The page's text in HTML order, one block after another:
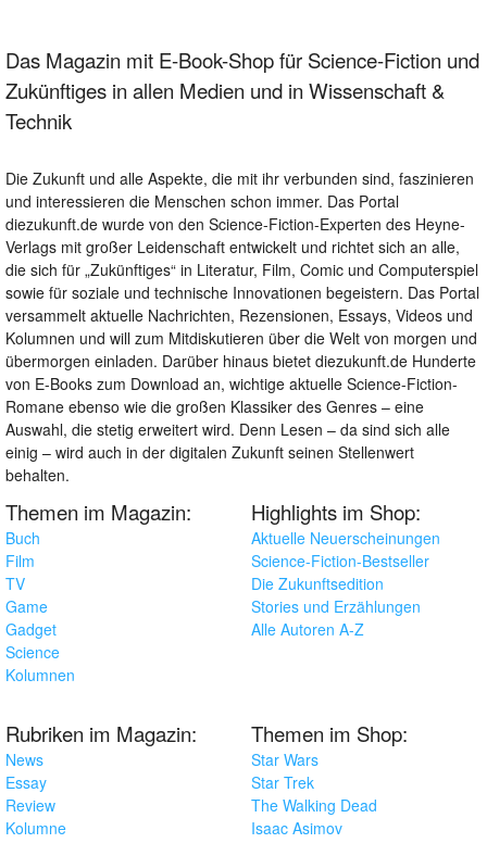
Das Magazin mit E-Book-Shop für Science-Fiction und
Zukünftiges in allen Medien und in Wissenschaft &
Technik
Die Zukunft und alle Aspekte, die mit ihr verbunden sind, faszinieren
und interessieren die Menschen schon immer. Das Portal
diezukunft.de wurde von den Science-Fiction-Experten des Heyne-
Verlags mit großer Leidenschaft entwickelt und richtet sich an alle,
die sich für „Zukünftiges“ in Literatur, Film, Comic und Computerspiel
sowie für soziale und technische Innovationen begeistern. Das Portal
versammelt aktuelle Nachrichten, Rezensionen, Essays, Videos und
Kolumnen und will zum Mitdiskutieren über die Welt von morgen und
übermorgen einladen. Darüber hinaus bietet diezukunft.de Hunderte
von E-Books zum Download an, wichtige aktuelle Science-Fiction-
Romane ebenso wie die großen Klassiker des Genres – eine
Auswahl, die stetig erweitert wird. Denn Lesen – da sind sich alle
einig – wird auch in der digitalen Zukunft seinen Stellenwert
behalten.
Themen im Magazin:
Buch
Film
TV
Game
Gadget
Science
Kolumnen
Highlights im Shop:
Aktuelle Neuerscheinungen
Science-Fiction-Bestseller
Die Zukunftsedition
Stories und Erzählungen
Alle Autoren A-Z
Rubriken im Magazin:
News
Essay
Review
Kolumne
Themen im Shop:
Star Wars
Star Trek
The Walking Dead
Isaac Asimov